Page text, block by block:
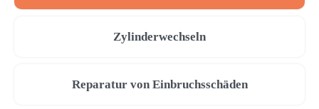
Zylinderwechseln
Reparatur von Einbruchsschäden